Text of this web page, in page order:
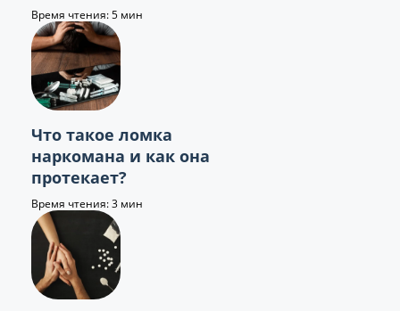
Время чтения: 5 мин
Что такое ломка
наркомана и как она
протекает?
Время чтения: 3 мин